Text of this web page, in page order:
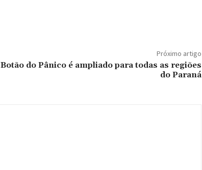
Próximo artigo
Botão do Pânico é ampliado para todas as regiões
do Paraná